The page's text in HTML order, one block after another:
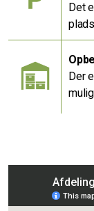
Det
Der